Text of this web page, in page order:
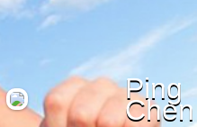
最新留言 Ping
Chen